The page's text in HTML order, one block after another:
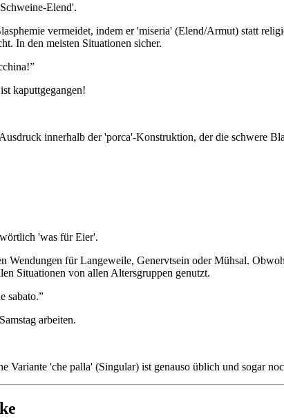
Elend'.
vermeidet, indem er 'miseria' (Elend/Armut) statt
In den meisten Situationen sicher.
”
kaputtgegangen!
innerhalb der 'porca'-Konstruktion, der die schwere
'was für Eier'.
Wendungen für Langeweile, Genervtsein oder Mühsal.
Situationen von allen Altersgruppen genutzt.
sabato.”
arbeiten.
Variante 'che palla' (Singular) ist genauso üblich und sogar